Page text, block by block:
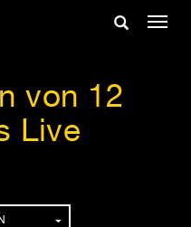
Suche
von 12
Live